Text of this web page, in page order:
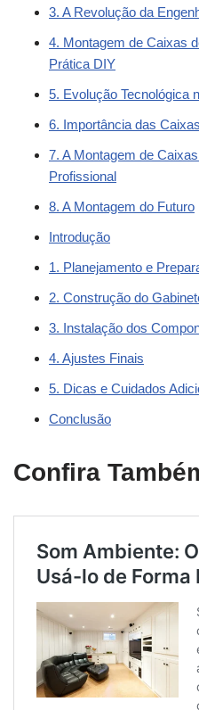
3. A Revolução da
4. Montagem de Caixas
Prática DIY
5. Evolução Tecnológica
6. Importância das
7. A Montagem de
Profissional
8. A Montagem do Futuro
Introdução
1. Planejamento e
2. Construção do
3. Instalação dos
4. Ajustes Finais
5. Dicas e Cuidados
Conclusão
Confira